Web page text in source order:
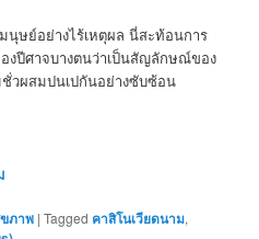
นุษย์อย่างไร้เหตุผล นี่สะท้อนการ
ปีศาจบางตนว่าเป็นสัญลักษณ์ของ
วผสมปนเปกันอย่างซับซ้อน
ขภาพ |Tagged คาสิโนเวียดนาม,